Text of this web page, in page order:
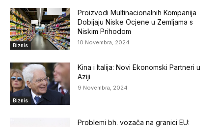
Biznis
Proizvodi Multinacionalnih Kompanija
Dobijaju Niske Ocjene u Zemljama s
Niskim Prihodom
10 Novembra, 2024
Biznis
Kina i Italija: Novi Ekonomski Partneri u
Aziji
9 Novembra, 2024
Problemi bh. vozača na granici EU: